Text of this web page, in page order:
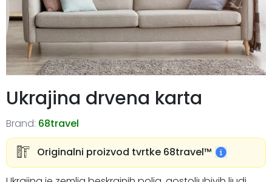
Ukrajina drvena karta
Brand: 68travel
Originalni proizvod tvrtke 68travel™️